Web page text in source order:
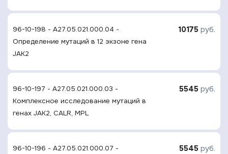
96-10-198 - A27.05.021.000.04 -
Определение мутаций в 12 экзоне гена
JAK2
10175 руб.
96-10-197 - A27.05.021.000.03 -
Комплексное исследование мутаций в
генах JAK2, CALR, MPL
5545 руб.
96-10-196 - A27.05.021.000.07 -
5545 руб.